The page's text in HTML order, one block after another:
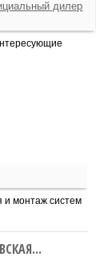
и монтаж систем